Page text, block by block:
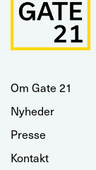
Om Gate 21
Nyheder
Presse
Kontakt